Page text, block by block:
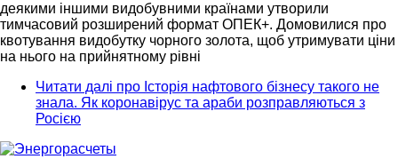
деякими іншими видобувними країнами утворили
тимчасовий розширений формат ОПЕК+. Домовилися про
квотування видобутку чорного золота, щоб утримувати ціни
на нього на прийнятному рівні
Читати далі про Історія нафтового бізнесу такого не
знала. Як коронавірус та араби розправляються з
Росією